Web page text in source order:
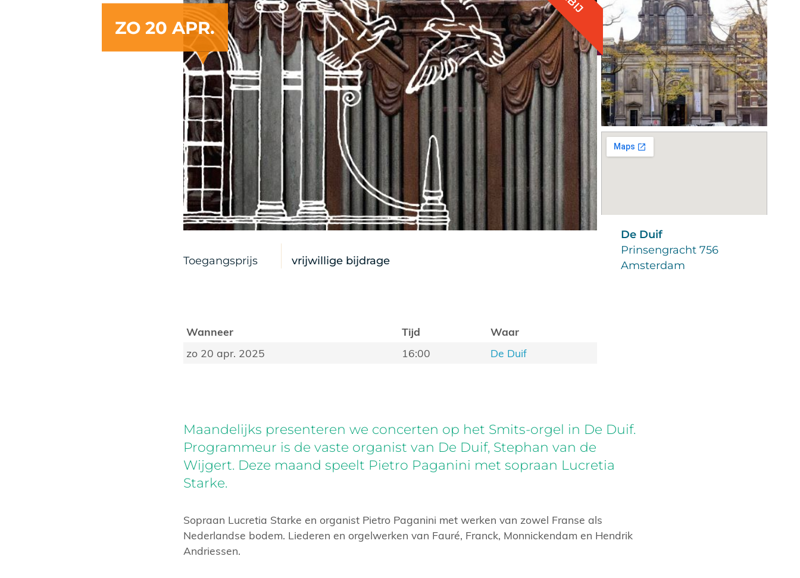
ZO 20 APR.
Artist
Toegangsprijs vrijwillige bijdrage
Wanneer Tijd
Waar
zo 20 apr. 2025
16:00 De Duif
De Duif
Prinsengracht 756
Amsterdam
Maandelijks presenteren we concerten op het Smits-orgel in De Duif.
Programmeur is de vaste organist van De Duif, Stephan van de
Wijgert. Deze maand speelt Pietro Paganini met sopraan Lucretia
Starke.
Sopraan Lucretia Starke en organist Pietro Paganini met werken van zowel Franse als
Nederlandse bodem. Liederen en orgelwerken van Fauré, Franck, Monnickendam en Hendrik
Andriessen.